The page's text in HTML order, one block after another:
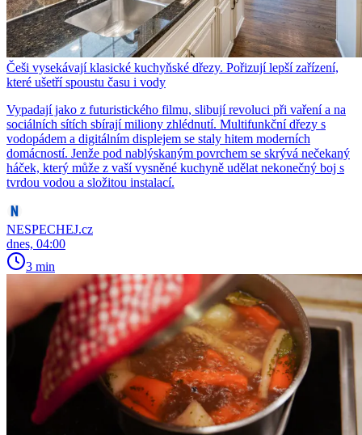
Češi vysekávají klasické kuchyňské dřezy. Pořizují lepší zařízení,
které ušetří spoustu času i vody
Vypadají jako z futuristického filmu, slibují revoluci při vaření a na
sociálních sítích sbírají miliony zhlédnutí. Multifunkční dřezy s
vodopádem a digitálním displejem se staly hitem moderních
domácností. Jenže pod nablýskaným povrchem se skrývá nečekaný
háček, který může z vaší vysněné kuchyně udělat nekonečný boj s
tvrdou vodou a složitou instalací.
NESPECHEJ.cz
dnes, 04:00
3 min